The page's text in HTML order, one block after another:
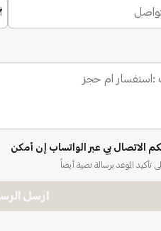
الاتصال بي عبر الواتساب إن أمكن
الموعد برسالة نصية أيضاً
ارسل